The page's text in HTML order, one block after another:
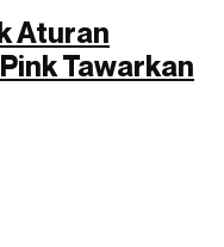
Aturan
Tawarkan